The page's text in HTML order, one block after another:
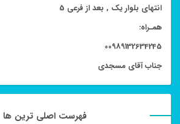
انتهای بلوار یک , بعد از فرعی 5
همـراه:
00989132634245
جناب آقای مسجدی
فهرست اصلی ترین ها